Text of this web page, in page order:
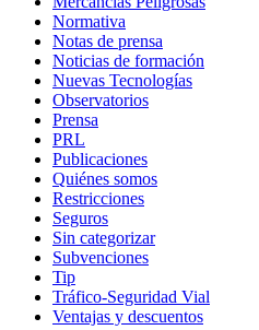
Normativa
Notas de prensa
Noticias de formación
Nuevas Tecnologías
Observatorios
Prensa
PRL
Publicaciones
Quiénes somos
Restricciones
Seguros
Sin categorizar
Subvenciones
Tip
Tráfico-Seguridad Vial
Ventajas y descuentos